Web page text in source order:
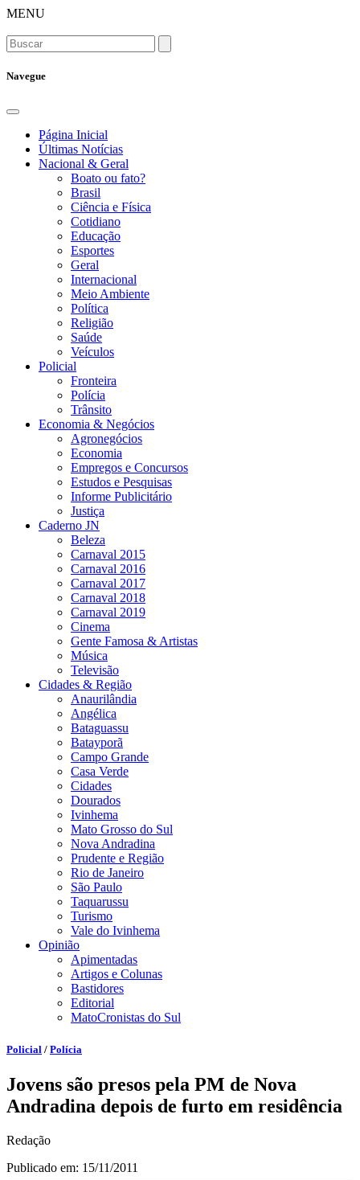
MENU
Navegue
Página Inicial
Últimas Notícias
Nacional & Geral
Boato ou fato?
Brasil
Ciência e Física
Cotidiano
Educação
Esportes
Geral
Internacional
Meio Ambiente
Política
Religião
Saúde
Veículos
Policial
Fronteira
Polícia
Trânsito
Economia & Negócios
Agronegócios
Economia
Empregos e Concursos
Estudos e Pesquisas
Informe Publicitário
Justiça
Caderno JN
Beleza
Carnaval 2015
Carnaval 2016
Carnaval 2017
Carnaval 2018
Carnaval 2019
Cinema
Gente Famosa & Artistas
Música
Televisão
Cidades & Região
Anaurilândia
Angélica
Bataguassu
Batayporã
Campo Grande
Casa Verde
Cidades
Dourados
Ivinhema
Mato Grosso do Sul
Nova Andradina
Prudente e Região
Rio de Janeiro
São Paulo
Taquarussu
Turismo
Vale do Ivinhema
Opinião
Apimentadas
Artigos e Colunas
Bastidores
Editorial
MatoCronistas do Sul
Policial / Polícia
Jovens são presos pela PM de Nova
Andradina depois de furto em residência
Redação
Publicado em: 15/11/2011